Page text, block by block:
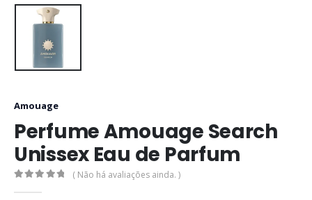
Amouage
Perfume Amouage Search
Unissex Eau de Parfum
( Não há avaliações ainda. )